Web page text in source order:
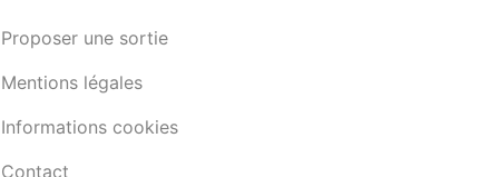
Proposer une sortie
Mentions légales
Informations cookies
Contact